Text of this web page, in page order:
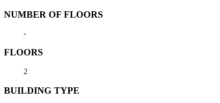
NUMBER OF FLOORS
-
FLOORS
2
BUILDING TYPE